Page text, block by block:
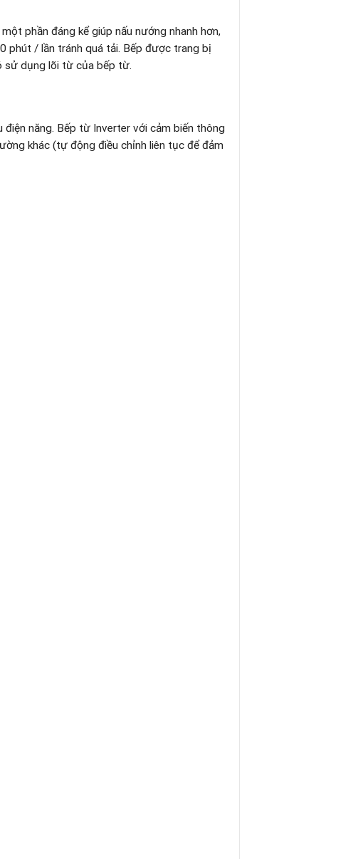
phần đáng kể giúp nấu nướng nhanh hơn,
phút / lần tránh quá tải. Bếp được trang bị
sử dụng lõi từ của bếp từ.
năng. Bếp từ Inverter với cảm biến thông
khác (tự động điều chỉnh liên tục để đảm